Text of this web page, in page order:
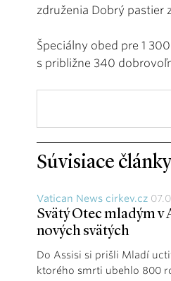
združenia Dobrý pastier
Špeciálny obed pre 1
s približne 340
Súvisiace články
Vatican News cirkev.cz
Svätý Otec mladým v
nových svätých
Do Assisi si prišli Mladí
ktorého smrti ubehlo 800